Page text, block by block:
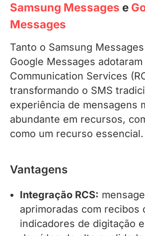
Samsung Messages e
Messages
Tanto o Samsung
Google Messages adotaram
Communication Services
transformando o SMS
experiência de mensagens
abundante em recursos,
como um recurso essencial.
Vantagens
Integração RCS:
aprimoradas com recibos
indicadores de digitação